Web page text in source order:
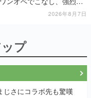
ロマンある作品2026年8月7日
プ
じさにコラボ先も驚嘆